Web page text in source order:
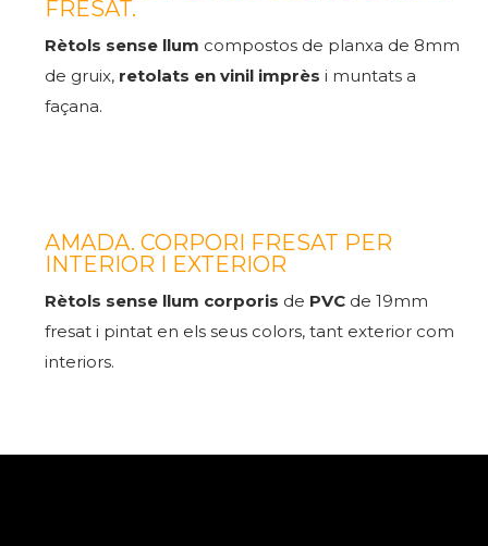
FRESAT.
Rètols sense llum compostos de planxa de 8mm
de gruix, retolats en vinil imprès i muntats a
façana.
AMADA. CORPORI FRESAT PER
INTERIOR I EXTERIOR
Rètols sense llum corporis de PVCde 19mm
fresat i pintat en els seus colors, tant exterior com
interiors.